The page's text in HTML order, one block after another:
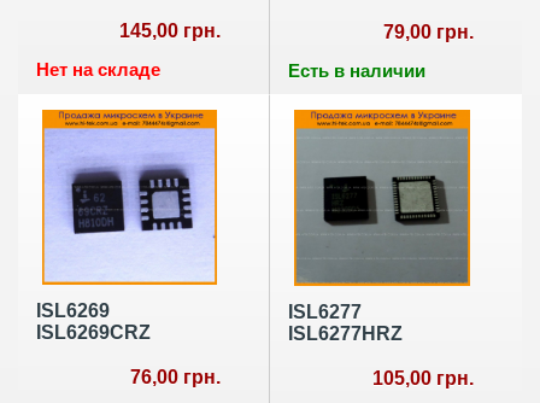
145,00 грн.
Нет на складе
79,00 грн.
Есть в наличии
ISL6269
ISL6269CRZ
76,00 грн.
ISL6277
ISL6277HRZ
105,00 грн.